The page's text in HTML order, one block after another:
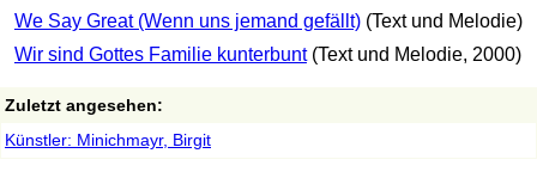
We Say Great (Wenn uns jemand gefällt) (Text und Melodie)
Wir sind Gottes Familie kunterbunt (Text und Melodie, 2000)
Zuletzt angesehen:
Künstler: Minichmayr, Birgit